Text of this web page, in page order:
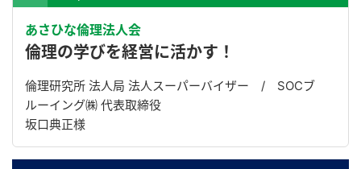
あさひな倫理法人会
倫理の学びを経営に活かす！
倫理研究所 法人局 法人スーパーバイザー / SOCブ
ルーイング㈱ 代表取締役
坂口典正様